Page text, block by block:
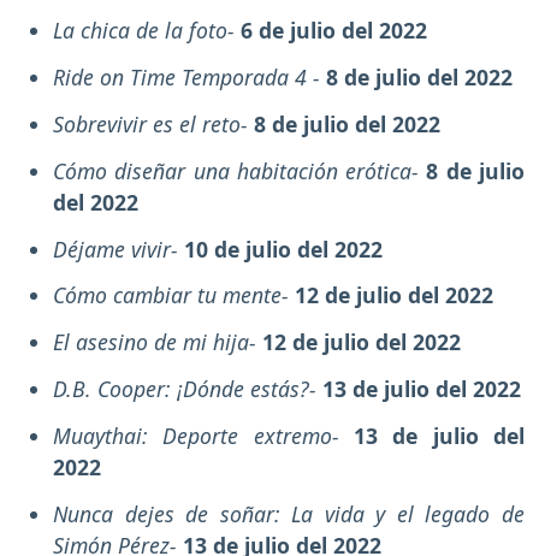
La chica de la foto- 6 de julio del 2022
Ride on Time Temporada 4 - 8 de julio del 2022
Sobrevivir es el reto- 8 de julio del 2022
Cómo diseñar una habitación erótica-8 de julio
del 2022
Déjame vivir- 10 de julio del 2022
Cómo cambiar tu mente- 12 de julio del 2022
El asesino de mi hija- 12 de julio del 2022
D.B. Cooper: ¡Dónde estás?- 13 de julio del 2022
Muaythai: Deporte extremo- 13 de julio del
2022
Nunca dejes de soñar: La vida y el legado de
Simón Pérez- 13 de julio del 2022